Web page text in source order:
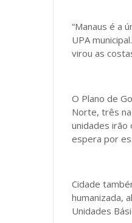
“Manaus é a
UPA
virou as
O Plano de
Norte, três
unidades irão
espera por
Cidade
humanizada,
Unidades